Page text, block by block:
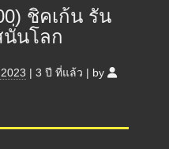
ชิคเก้น รัน
นโลก
| 3 ปี ที่แล้ว | by